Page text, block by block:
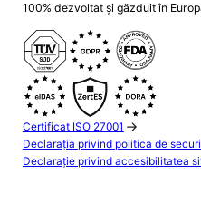
100% dezvoltat și găzduit în
Certificat ISO 27001
Declarația privind politica de
Declarație privind accesibilitatea